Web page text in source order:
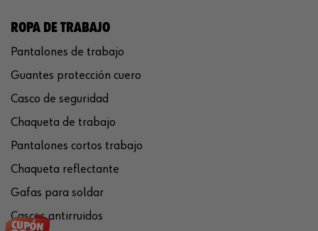
ROPA DE TRABAJO
Pantalones de trabajo
Guantes protección cuero
Casco de seguridad
Chaqueta de trabajo
Pantalones cortos trabajo
Chaqueta reflectante
Gafas para soldar
Cascos antirruidos